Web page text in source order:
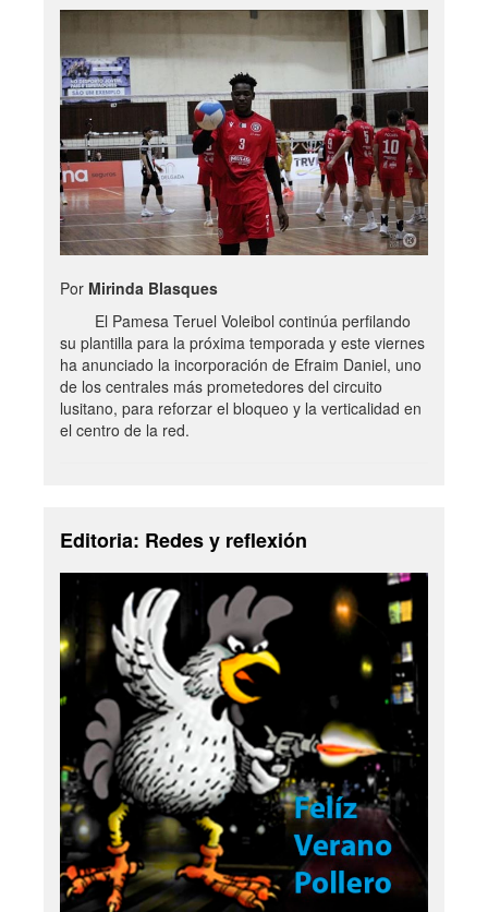
Por Mirinda Blasques
El Pamesa Teruel Voleibol continúa perfilando
su plantilla para la próxima temporada y este viernes
ha anunciado la incorporación de Efraim Daniel, uno
de los centrales más prometedores del circuito
lusitano, para reforzar el bloqueo y la verticalidad en
el centro de la red.
Editoria: Redes y reflexión